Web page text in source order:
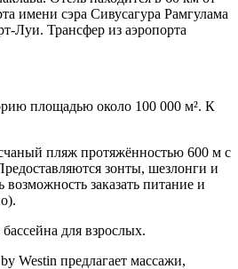
имени сэра Сивусагура Рамгулама
Луи. Трансфер из аэропорта
площадью около 100 000 м². К
пляж протяжённостью 600 м с
зонты, шезлонги и
заказать питание и
для взрослых.
Westin предлагает массажи,